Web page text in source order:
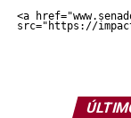
<a
src="https://